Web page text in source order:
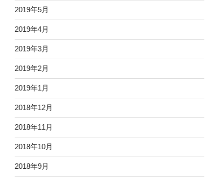
2019年5月
2019年4月
2019年3月
2019年2月
2019年1月
2018年12月
2018年11月
2018年10月
2018年9月